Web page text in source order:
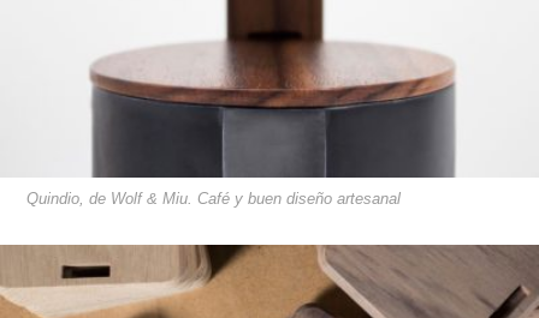
Quindio, de Wolf & Miu. Café y buen diseño artesanal